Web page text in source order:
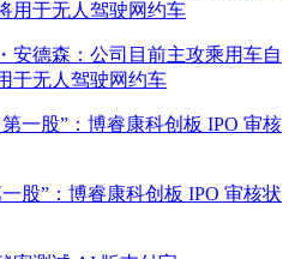
安德森：公司目前主攻乘用车自
于无人驾驶网约车
股”：博睿康科创板 IPO 审核状